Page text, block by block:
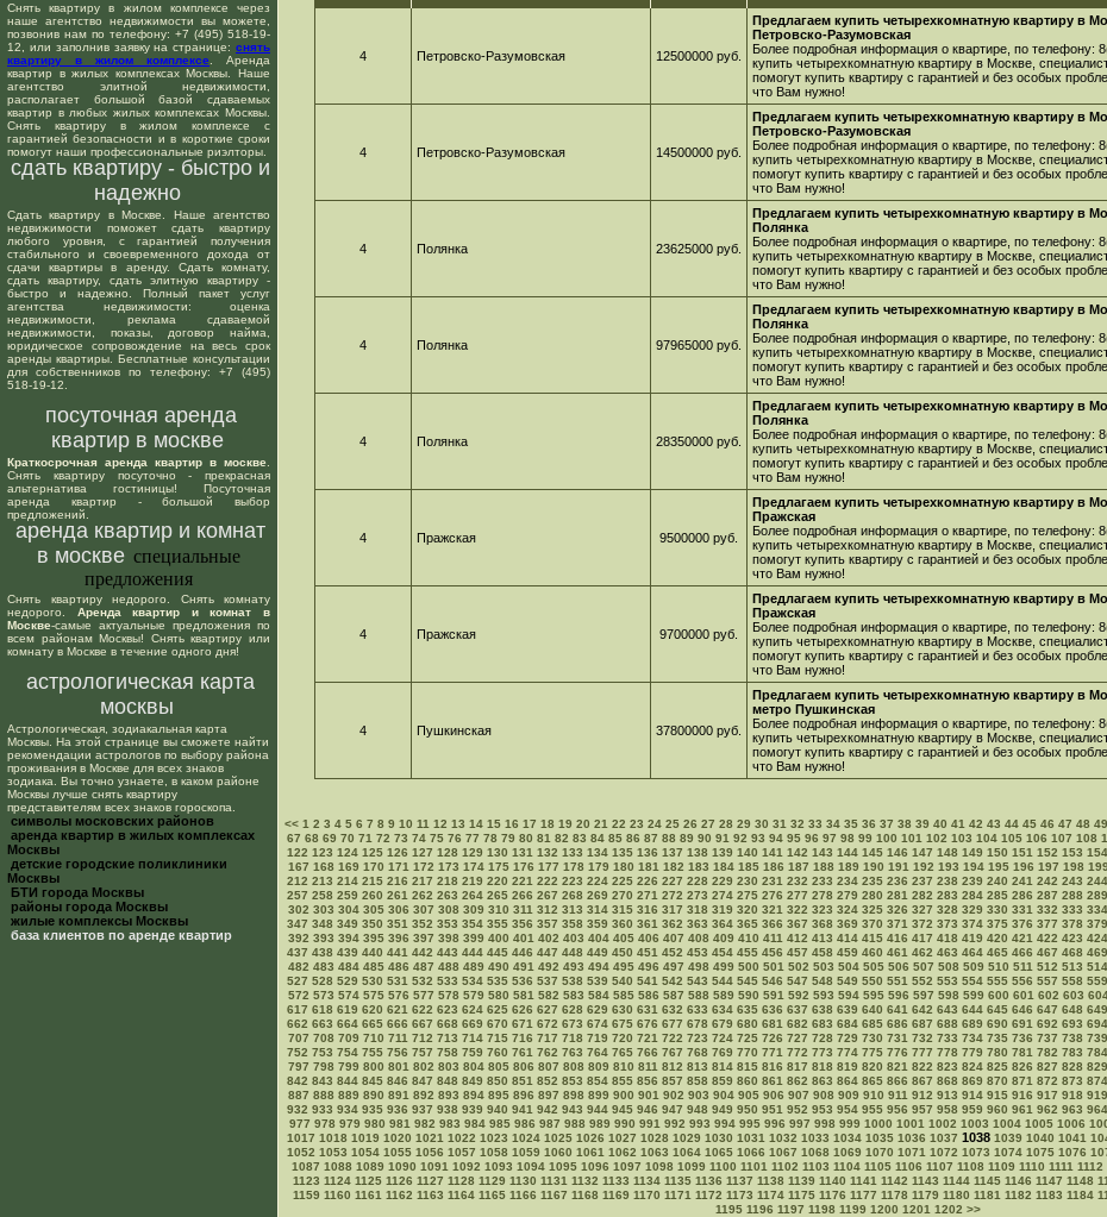
Снять квартиру в жилом комплексе через
наше агентство недвижимости вы можете,
позвонив нам по телефону: +7 (495) 518-19-
12, или заполнив заявку на странице: снять
квартиру в жилом комплексе . Аренда
квартир в жилых комплексах Москвы. Наше
агентство элитной недвижимости,
располагает большой базой сдаваемых
квартир в любых жилых комплексах Москвы.
Снять квартиру в жилом комплексе с
гарантией безопасности и в короткие сроки
помогут наши профессиональные риэлторы.
сдать квартиру - быстро и
надежно
Сдать квартиру в Москве. Наше агентство
недвижимости поможет сдать квартиру
любого уровня, с гарантией получения
стабильного и своевременного дохода от
сдачи квартиры в аренду. Сдать комнату,
сдать квартиру, сдать элитную квартиру -
быстро и надежно. Полный пакет услуг
агентства недвижимости: оценка
недвижимости, реклама сдаваемой
недвижимости, показы, договор найма,
юридическое сопровождение на весь срок
аренды квартиры. Бесплатные консультации
для собственников по телефону: +7 (495)
518-19-12.
посуточная аренда
квартир в москве
Краткосрочная аренда квартир в москве
Снять квартиру посуточно - прекрасная
альтернатива гостиницы! Посуточная
аренда квартир - большой выбор
предложений.
аренда квартир и комнат
в москве специальные
предложения
Снять квартиру недорого. Снять комнату
недорого. Аренда квартир и комнат в
Москве-самые актуальные предложения по
всем районам Москвы! Снять квартиру или
комнату в Москве в течение одного дня!
астрологическая карта
москвы
Астрологическая, зодиакальная карта
Москвы. На этой странице вы сможете найти
рекомендации астрологов по выбору района
проживания в Москве для всех знаков
зодиака. Вы точно узнаете, в каком районе
Москвы лучше снять квартиру
представителям всех знаков гороскопа.
cимволы московских районов
аренда квартир в жилых комплексах
Москвы
детские городские поликлиники
Москвы
БТИ города Москвы
районы города Москвы
жилые комплексы Москвы
база клиентов по аренде квартир
4 Петровско-Разумовская 12500000 руб.
Предлагаем купить четырехкомнатную квартиру в
Петровско-Разумовская
Более подробная информация о квартире, по телефону:
купить четырехкомнатную квартиру в Москве,
помогут купить квартиру с гарантией и без особых
что Вам нужно!
4 Петровско-Разумовская 14500000 руб.
Предлагаем купить четырехкомнатную квартиру в
Петровско-Разумовская
Более подробная информация о квартире, по телефону:
купить четырехкомнатную квартиру в Москве,
помогут купить квартиру с гарантией и без особых
что Вам нужно!
4 Полянка 23625000 руб.
Предлагаем купить четырехкомнатную квартиру в
Полянка
Более подробная информация о квартире, по телефону:
купить четырехкомнатную квартиру в Москве,
помогут купить квартиру с гарантией и без особых
что Вам нужно!
4 Полянка 97965000 руб.
Предлагаем купить четырехкомнатную квартиру в
Полянка
Более подробная информация о квартире, по телефону:
купить четырехкомнатную квартиру в Москве,
помогут купить квартиру с гарантией и без особых
что Вам нужно!
4 Полянка 28350000 руб.
Предлагаем купить четырехкомнатную квартиру в
Полянка
Более подробная информация о квартире, по телефону:
купить четырехкомнатную квартиру в Москве,
помогут купить квартиру с гарантией и без особых
что Вам нужно!
4 Пражская 9500000 руб.
Предлагаем купить четырехкомнатную квартиру в
Пражская
Более подробная информация о квартире, по телефону:
купить четырехкомнатную квартиру в Москве,
помогут купить квартиру с гарантией и без особых
что Вам нужно!
4 Пражская 9700000 руб.
Предлагаем купить четырехкомнатную квартиру в
Пражская
Более подробная информация о квартире, по телефону:
купить четырехкомнатную квартиру в Москве,
помогут купить квартиру с гарантией и без особых
что Вам нужно!
4 Пушкинская 37800000 руб.
Предлагаем купить четырехкомнатную квартиру в
метро Пушкинская
Более подробная информация о квартире, по телефону:
купить четырехкомнатную квартиру в Москве,
помогут купить квартиру с гарантией и без особых
что Вам нужно!
<< 1 2 3 4 5 6 7 8 9 10 11 12 13 14 15 16 17 18 19 20 21 22 23 24 25 26 27 28 29 30 31 32 33 34 35 36 37 38 39 40 41 42 43 44 45 46 47 48 49
67 68 69 70 71 72 73 74 75 76 77 78 79 80 81 82 83 84 85 86 87 88 89 90 91 92 93 94 95 96 97 98 99 100 101 102 103 104 105 106 107 108
122 123 124 125 126 127 128 129 130 131 132 133 134 135 136 137 138 139 140 141 142 143 144 145 146 147 148 149 150 151 152 153 154
167 168 169 170 171 172 173 174 175 176 177 178 179 180 181 182 183 184 185 186 187 188 189 190 191 192 193 194 195 196 197 198 199
212 213 214 215 216 217 218 219 220 221 222 223 224 225 226 227 228 229 230 231 232 233 234 235 236 237 238 239 240 241 242 243 244
257 258 259 260 261 262 263 264 265 266 267 268 269 270 271 272 273 274 275 276 277 278 279 280 281 282 283 284 285 286 287 288 289
302 303 304 305 306 307 308 309 310 311 312 313 314 315 316 317 318 319 320 321 322 323 324 325 326 327 328 329 330 331 332 333 334
347 348 349 350 351 352 353 354 355 356 357 358 359 360 361 362 363 364 365 366 367 368 369 370 371 372 373 374 375 376 377 378 379
392 393 394 395 396 397 398 399 400 401 402 403 404 405 406 407 408 409 410 411 412 413 414 415 416 417 418 419 420 421 422 423 424
437 438 439 440 441 442 443 444 445 446 447 448 449 450 451 452 453 454 455 456 457 458 459 460 461 462 463 464 465 466 467 468 469
482 483 484 485 486 487 488 489 490 491 492 493 494 495 496 497 498 499 500 501 502 503 504 505 506 507 508 509 510 511 512 513 514
527 528 529 530 531 532 533 534 535 536 537 538 539 540 541 542 543 544 545 546 547 548 549 550 551 552 553 554 555 556 557 558 559
572 573 574 575 576 577 578 579 580 581 582 583 584 585 586 587 588 589 590 591 592 593 594 595 596 597 598 599 600 601 602 603
617 618 619 620 621 622 623 624 625 626 627 628 629 630 631 632 633 634 635 636 637 638 639 640 641 642 643 644 645 646 647 648 649
662 663 664 665 666 667 668 669 670 671 672 673 674 675 676 677 678 679 680 681 682 683 684 685 686 687 688 689 690 691 692 693 694
707 708 709 710 711 712 713 714 715 716 717 718 719 720 721 722 723 724 725 726 727 728 729 730 731 732 733 734 735 736 737 738 739
752 753 754 755 756 757 758 759 760 761 762 763 764 765 766 767 768 769 770 771 772 773 774 775 776 777 778 779 780 781 782 783 784
797 798 799 800 801 802 803 804 805 806 807 808 809 810 811 812 813 814 815 816 817 818 819 820 821 822 823 824 825 826 827 828 829
842 843 844 845 846 847 848 849 850 851 852 853 854 855 856 857 858 859 860 861 862 863 864 865 866 867 868 869 870 871 872 873 874
887 888 889 890 891 892 893 894 895 896 897 898 899 900 901 902 903 904 905 906 907 908 909 910 911 912 913 914 915 916 917 918 919
932 933 934 935 936 937 938 939 940 941 942 943 944 945 946 947 948 949 950 951 952 953 954 955 956 957 958 959 960 961 962 963 964
977 978 979 980 981 982 983 984 985 986 987 988 989 990 991 992 993 994 995 996 997 998 999 1000 1001 1002 1003 1004 1005 1006
1017 1018 1019 1020 1021 1022 1023 1024 1025 1026 1027 1028 1029 1030 1031 1032 1033 1034 1035 1036 1037 1038 1039 1040 1041
1052 1053 1054 1055 1056 1057 1058 1059 1060 1061 1062 1063 1064 1065 1066 1067 1068 1069 1070 1071 1072 1073 1074 1075 1076
1087 1088 1089 1090 1091 1092 1093 1094 1095 1096 1097 1098 1099 1100 1101 1102 1103 1104 1105 1106 1107 1108 1109 1110 1111 1112
1123 1124 1125 1126 1127 1128 1129 1130 1131 1132 1133 1134 1135 1136 1137 1138 1139 1140 1141 1142 1143 1144 1145 1146 1147 1148
1159 1160 1161 1162 1163 1164 1165 1166 1167 1168 1169 1170 1171 1172 1173 1174 1175 1176 1177 1178 1179 1180 1181 1182 1183 1184
1195 1196 1197 1198 1199 1200 1201 1202 >>